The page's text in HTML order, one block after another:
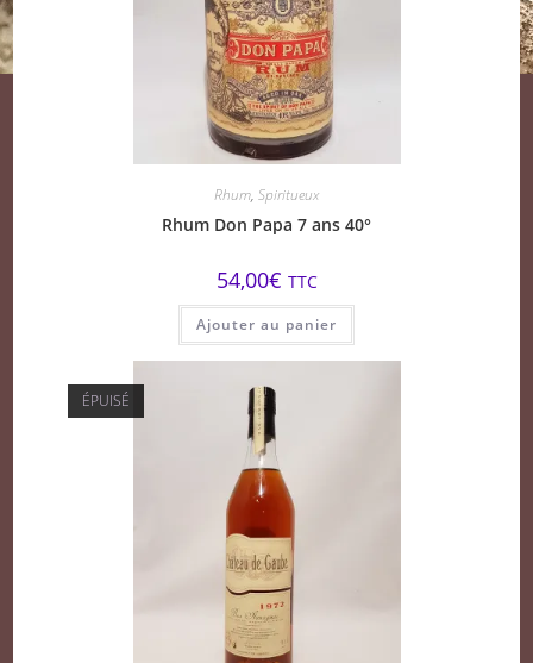
Rhum, Spiritueux
Rhum Don Papa 7 ans 40°
54,00€ TTC
Ajouter au panier
ÉPUISÉ